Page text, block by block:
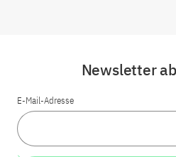
Newsletter
E-Mail-Adresse